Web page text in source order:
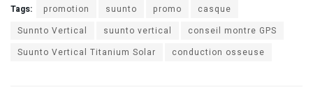
Tags: promotion suunto promo
casque
Sunnto Vertical
suunto vertical
conseil montre GPS
Suunto Vertical Titanium Solar
conduction osseuse